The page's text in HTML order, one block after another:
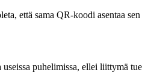
että sama QR-koodi asentaa sen
puhelimissa, ellei liittymä tue